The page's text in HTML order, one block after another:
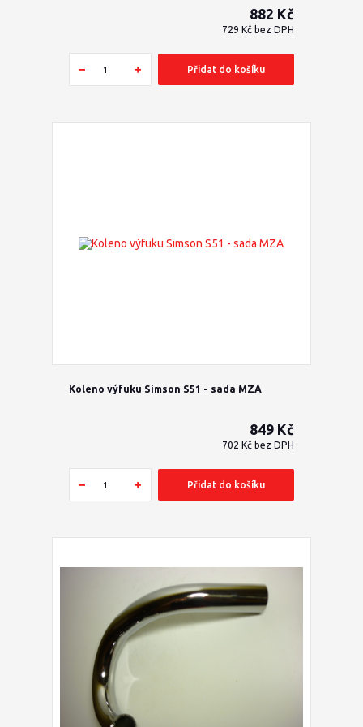
882 Kč
729 Kč bez DPH
Přidat do košíku
Koleno výfuku Simson S51 - sada MZA
849 Kč
702 Kč bez DPH
Přidat do košíku